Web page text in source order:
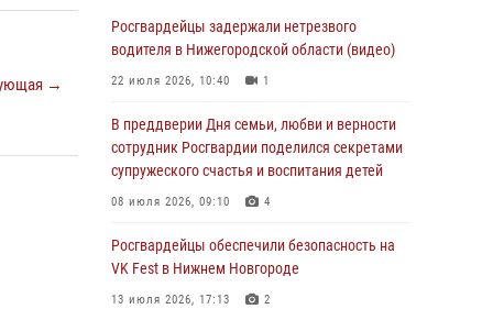
→
Росгвардии «по горячим следам» задержали
правонарушителя за стрельбу
17 июля 2026, 05:17
В Нижегородской области продолжаются
мероприятия в рамках всероссийской
ведомственной акции «Каникулы с
Росгвардейцы обеспечили безопасность на
VK Fest в Нижнем Новгороде
Росгвардейцы задержали нетрезвого
водителя в Нижегородской области (видео)
22 июля 2026, 10:40 1
В преддверии Дня семьи, любви и верности
сотрудник Росгвардии поделился секретами
супружеского счастья и воспитания детей
08 июля 2026, 09:10 4
Росгвардейцы обеспечили безопасность на
VK Fest в Нижнем Новгороде
13 июля 2026, 17:13 2